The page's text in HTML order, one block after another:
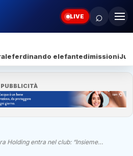
LIVE ⌕
ferdinando elefantedimissioni
PUBBLICITÀ
Holding entra nel club: “Insieme…